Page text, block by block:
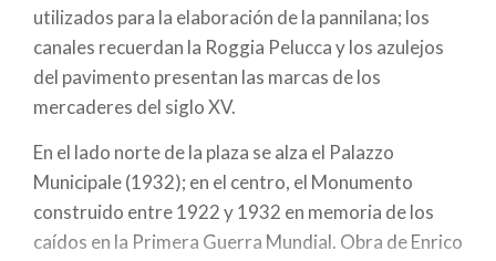
utilizados para la elaboración de la pannilana; los
canales recuerdan la Roggia Pelucca y los azulejos
del pavimento presentan las marcas de los
mercaderes del siglo XV.
En el lado norte de la plaza se alza el Palazzo
Municipale (1932); en el centro, el Monumento
construido entre 1922 y 1932 en memoria de los
caídos en la Primera Guerra Mundial. Obra de Enrico